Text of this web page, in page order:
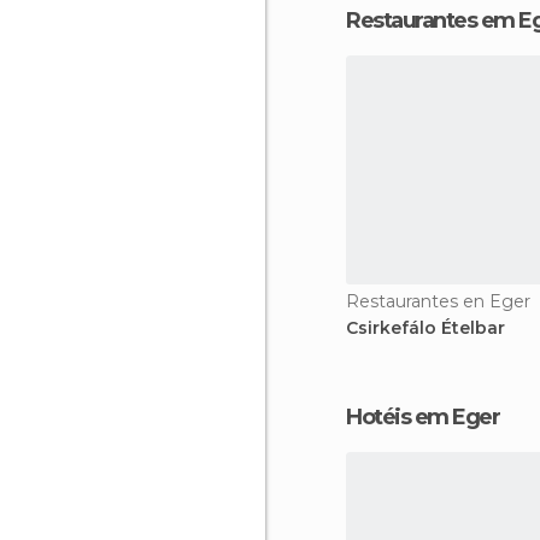
Restaurantes em
Restaurantes en Eger
Csirkefálo Ételbar
Hotéis em Eger